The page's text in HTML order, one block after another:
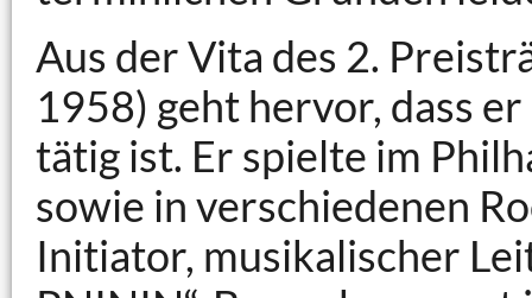
Aus der Vita des 2.
1958) geht hervor, dass
tätig ist. Er spielte im
sowie in verschiedenen
Initiator, musikalischer